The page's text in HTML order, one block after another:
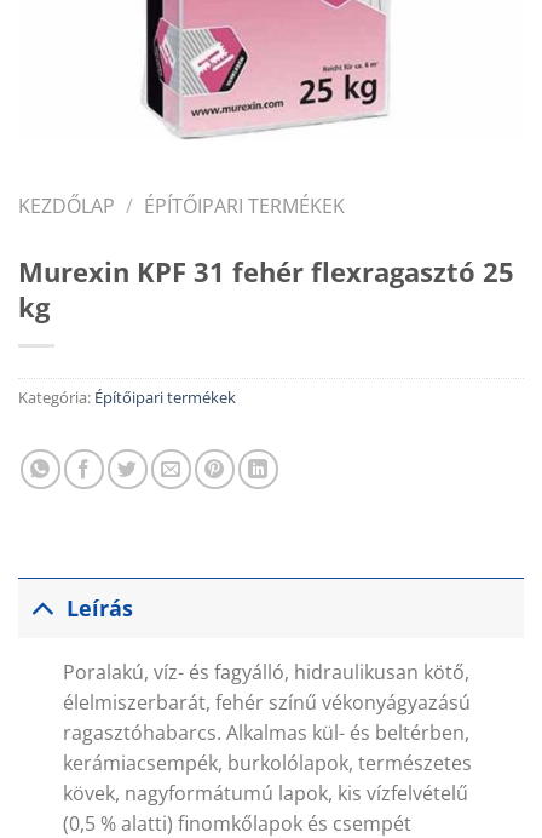
KEZDŐLAP / ÉPÍTŐIPARI TERMÉKEK
Murexin KPF 31 fehér flexragasztó 25
kg
Kategória: Építőipari termékek
Leírás
Poralakú, víz- és fagyálló, hidraulikusan kötő,
élelmiszerbarát, fehér színű vékonyágyazású
ragasztóhabarcs. Alkalmas kül- és beltérben,
kerámiacsempék, burkolólapok, természetes
kövek, nagyformátumú lapok, kis vízfelvételű
(0,5 % alatti) finomkőlapok és csempét